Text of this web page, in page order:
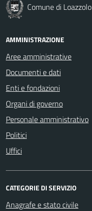
Comune di Loazzolo
AMMINISTRAZIONE
Aree amministrative
Documenti e dati
Enti e fondazioni
Organi di governo
Personale amministrativo
Politici
Uffici
CATEGORIE DI SERVIZIO
Anagrafe e stato civile